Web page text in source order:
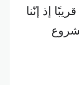
إذ إنّنا